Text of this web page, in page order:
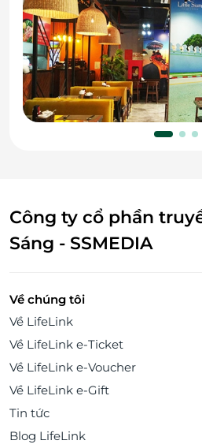
Công ty cổ phần
Sáng - SSMEDIA
Về chúng tôi
Về LifeLink
Về LifeLink e-Ticket
Về LifeLink e-Voucher
Về LifeLink e-Gift
Tin tức
Blog LifeLink